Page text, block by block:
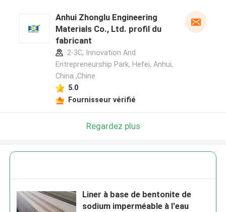
Anhui Zhonglu Engineering
Materials Co., Ltd. profil du
fabricant
2-3C, Innovation And
Entrepreneurship Park, Hefei, Anhui,
China ,Chine
5.0
Fournisseur vérifié
Regardez plus
Liner à base de bentonite de
sodium imperméable à l'eau